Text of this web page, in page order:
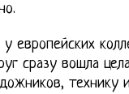
европейских
сразу вошла
технику